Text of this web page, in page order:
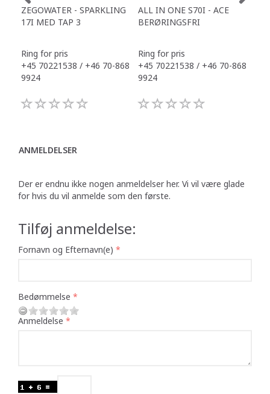
ZEGOWATER - SPARKLING
17I MED TAP 3
Ring for pris
+45 70221538 / +46 70-868
9924
ALL IN ONE S70I - ACE
BERØRINGSFRI
Ring for pris
+45 70221538 / +46 70-868
9924
ANMELDELSER
Der er endnu ikke nogen anmeldelser her. Vi vil være glade
for hvis du vil anmelde som den første.
Tilføj anmeldelse:
Fornavn og Efternavn(e)
Bedømmelse
Anmeldelse